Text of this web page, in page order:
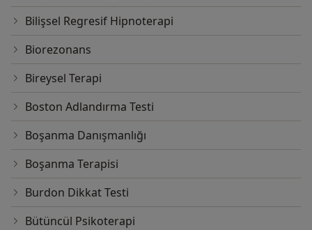
Bilişsel Regresif Hipnoterapi
Biorezonans
Bireysel Terapi
Boston Adlandırma Testi
Boşanma Danışmanlığı
Boşanma Terapisi
Burdon Dikkat Testi
Bütüncül Psikoterapi